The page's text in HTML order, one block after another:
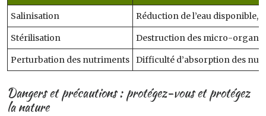
Salinisation Réduction de l’eau disponible,
Stérilisation Destruction des micro-
Perturbation des nutriments Difficulté d’absorption des
Dangers et précautions : protégez-vous et protégez
la nature